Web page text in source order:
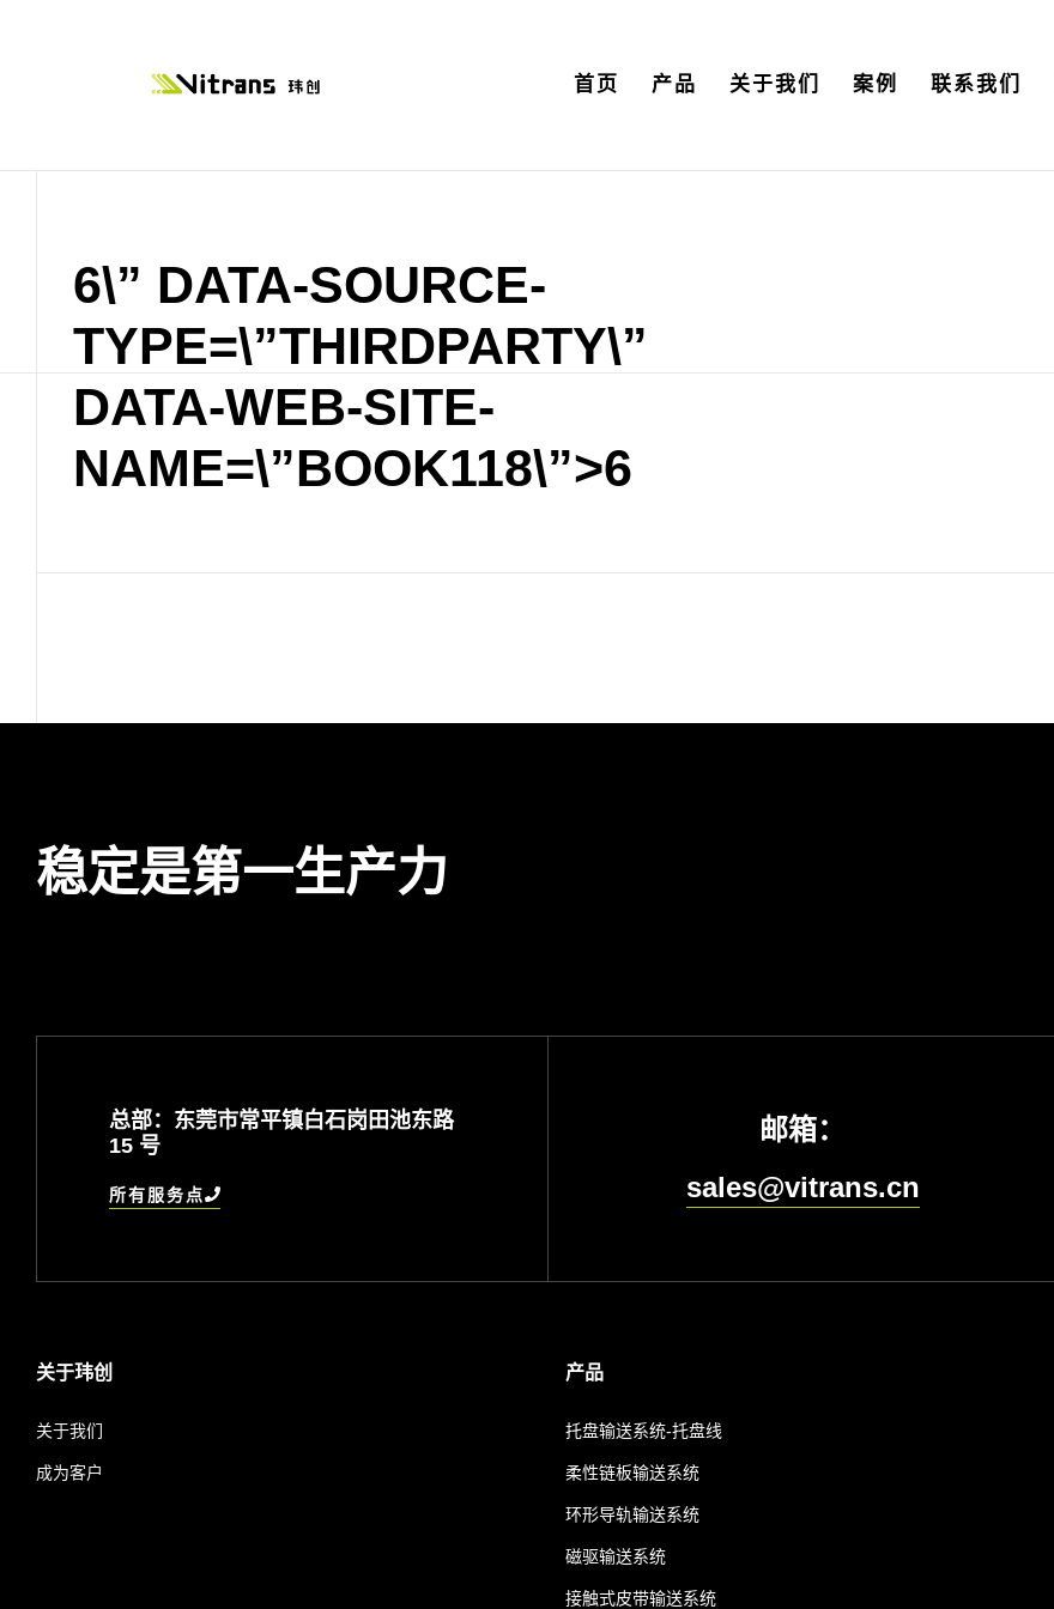
首页 产品 关于我们 案例 联系我们
6\” DATA-SOURCE-
TYPE=\”THIRDPARTY\”
DATA-WEB-SITE-
NAME=\”BOOK118\”>6
稳定是第一生产力
总部：东莞市常平镇白石岗田池东路
15 号
所有服务点
邮箱：
sales@vitrans.cn
关于玮创
关于我们
成为客户
产品
托盘输送系统-托盘线
柔性链板输送系统
环形导轨输送系统
磁驱输送系统
接触式皮带输送系统